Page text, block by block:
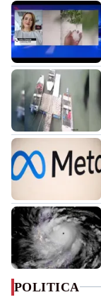
POLITICA